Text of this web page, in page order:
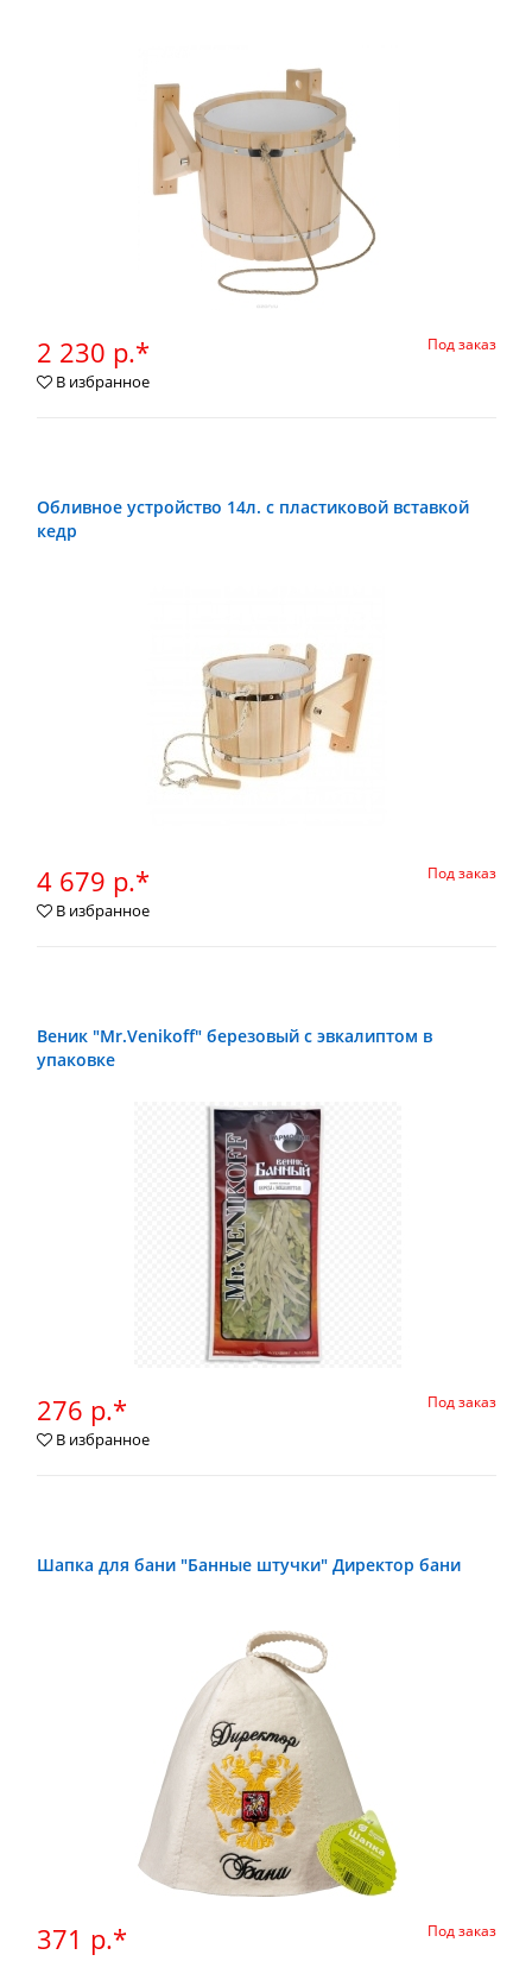
2 230 р.* Под заказ
В избранное
Обливное устройство 14л. с пластиковой вставкой
кедр
4 679 р.* Под заказ
В избранное
Веник "Mr.Venikoff" березовый с эвкалиптом в
упаковке
276 р.* Под заказ
В избранное
Шапка для бани "Банные штучки" Директор бани
371 р.* Под заказ